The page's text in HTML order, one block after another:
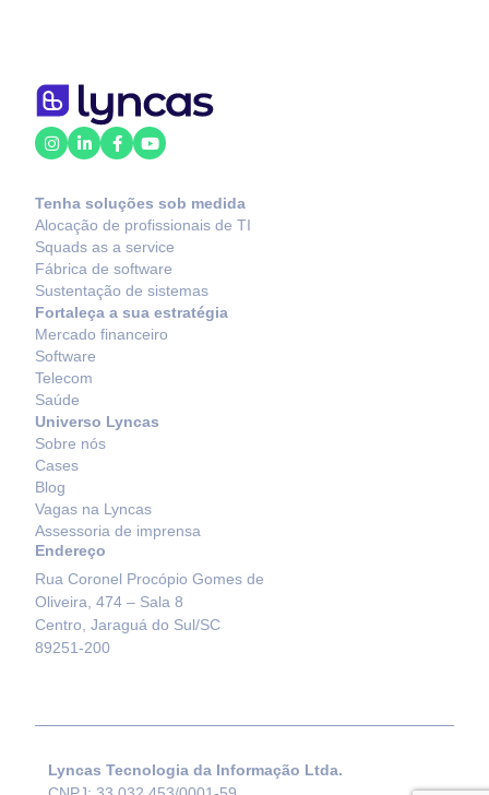
Tenha soluções sob medida
Alocação de profissionais de TI
Squads as a service
Fábrica de software
Sustentação de sistemas
Fortaleça a sua estratégia
Mercado financeiro
Software
Telecom
Saúde
Universo Lyncas
Sobre nós
Cases
Blog
Vagas na Lyncas
Assessoria de imprensa
Endereço
Rua Coronel Procópio Gomes de
Oliveira, 474 – Sala 8
Centro, Jaraguá do Sul/SC
89251-200
Lyncas Tecnologia da Informação Ltda.